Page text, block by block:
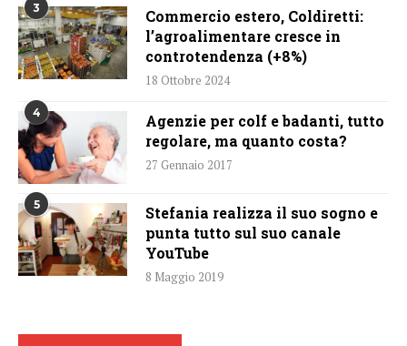
3
Commercio estero, Coldiretti:
l’agroalimentare cresce in
controtendenza (+8%)
18 Ottobre 2024
4
Agenzie per colf e badanti, tutto
regolare, ma quanto costa?
27 Gennaio 2017
5
Stefania realizza il suo sogno e
punta tutto sul suo canale
YouTube
8 Maggio 2019